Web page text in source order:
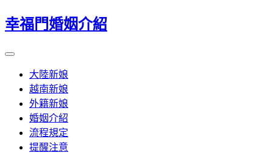
幸福門婚姻介紹
大陸新娘
越南新娘
外籍新娘
婚姻介紹
流程規定
提醒注意